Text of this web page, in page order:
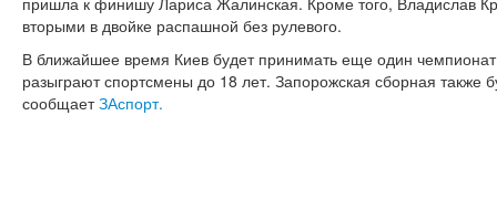
вторыми в двойке распашной без рулевого.
В ближайшее время Киев будет принимать еще один
разыграют спортсмены до 18 лет. Запорожская сборная также
сообщаетЗАспорт.